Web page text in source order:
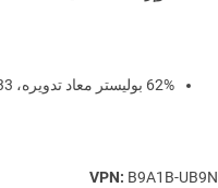
62% بوليستر معاد تدويره، 33% قطن، 5% إيلاستان
VPN: B9A1B-UB9N